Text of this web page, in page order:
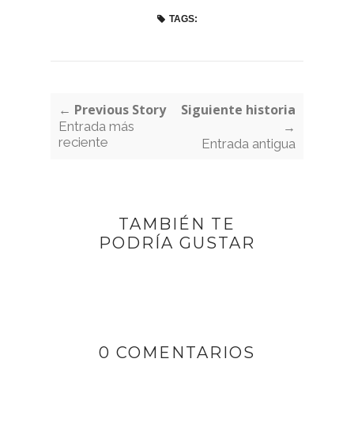
TAGS:
← Previous Story
Entrada más
reciente
Siguiente historia
→
Entrada antigua
TAMBIÉN TE
PODRÍA GUSTAR
0 COMENTARIOS